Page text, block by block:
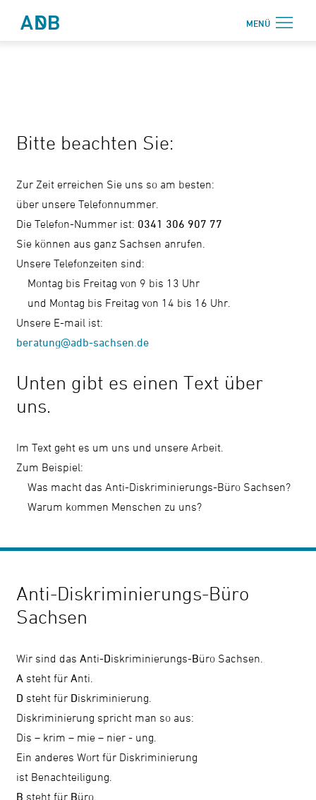
MENÜ
Leichte
Bitte beachten Sie:
Zur Zeit erreichen Sie uns so am besten:
über unsere Telefonnummer.
Die Telefon-Nummer ist: 0341 306 907 77
Sie können aus ganz Sachsen anrufen.
Unsere Telefonzeiten sind:
Montag bis Freitag von 9 bis 13 Uhr
und Montag bis Freitag von 14 bis 16 Uhr.
Unsere E-mail ist:
beratung@adb-sachsen.de
Unten gibt es einen Text über
uns.
Im Text geht es um uns und unsere Arbeit.
Zum Beispiel:
Was macht das Anti-Diskriminierungs-Büro Sachsen?
Warum kommen Menschen zu uns?
Anti-Diskriminierungs-Büro
Sachsen
Wir sind dasAnti-Diskriminierungs-Büro Sachsen.
A steht fürAnti.
D steht für Diskriminierung.
Diskriminierung spricht man so aus:
Dis – krim – mie – nier - ung.
Ein anderes Wort für Diskriminierung
ist Benachteiligung.
B steht für Büro.